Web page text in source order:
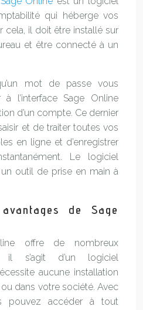
qui héberge vos
cela, il doit être installé sur
et être connecté à un
mot de passe vous
à l’interface Sage Online
d’un compte. Ce dernier
et de traiter toutes vos
en ligne et d’enregistrer
Le logiciel
outil de prise en main à
de Sage
offre de nombreux
il s’agit d’un logiciel
aucune installation
dans votre société. Avec
pouvez accéder à tout